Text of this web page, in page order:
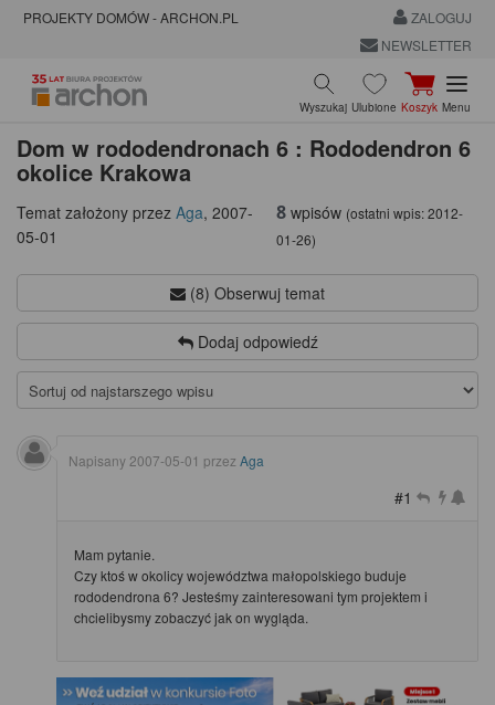
PROJEKTY DOMÓW - ARCHON.PL
ZALOGUJ
NEWSLETTER
Wyszukaj Ulubione Koszyk Menu
Dom w rododendronach 6 : Rododendron 6
okolice Krakowa
Temat założony przez Aga, 2007-
05-01
8wpisów (ostatni wpis:2012-
01-26)
(8) Obserwuj temat
Dodaj odpowiedź
Napisany 2007-05-01 przez Aga
#1
Mam pytanie.
Czy ktoś w okolicy województwa małopolskiego buduje
rododendrona 6? Jesteśmy zainteresowani tym projektem i
chcielibysmy zobaczyć jak on wygląda.